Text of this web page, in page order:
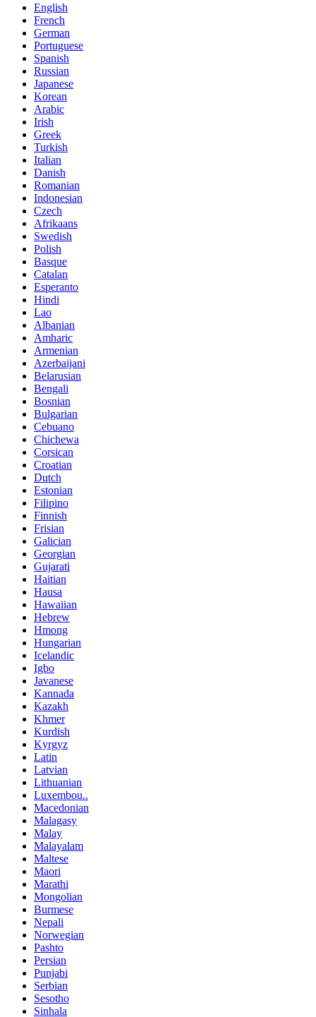
English
French
German
Portuguese
Spanish
Russian
Japanese
Korean
Arabic
Irish
Greek
Turkish
Italian
Danish
Romanian
Indonesian
Czech
Afrikaans
Swedish
Polish
Basque
Catalan
Esperanto
Hindi
Lao
Albanian
Amharic
Armenian
Azerbaijani
Belarusian
Bengali
Bosnian
Bulgarian
Cebuano
Chichewa
Corsican
Croatian
Dutch
Estonian
Filipino
Finnish
Frisian
Galician
Georgian
Gujarati
Haitian
Hausa
Hawaiian
Hebrew
Hmong
Hungarian
Icelandic
Igbo
Javanese
Kannada
Kazakh
Khmer
Kurdish
Kyrgyz
Latin
Latvian
Lithuanian
Luxembou..
Macedonian
Malagasy
Malay
Malayalam
Maltese
Maori
Marathi
Mongolian
Burmese
Nepali
Norwegian
Pashto
Persian
Punjabi
Serbian
Sesotho
Sinhala